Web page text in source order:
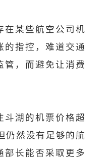
在某些航空公司机
的指控，难道交通
管，而避免让消费
斗湖的机票价格超
仍然没有足够的航
长能否采取更多